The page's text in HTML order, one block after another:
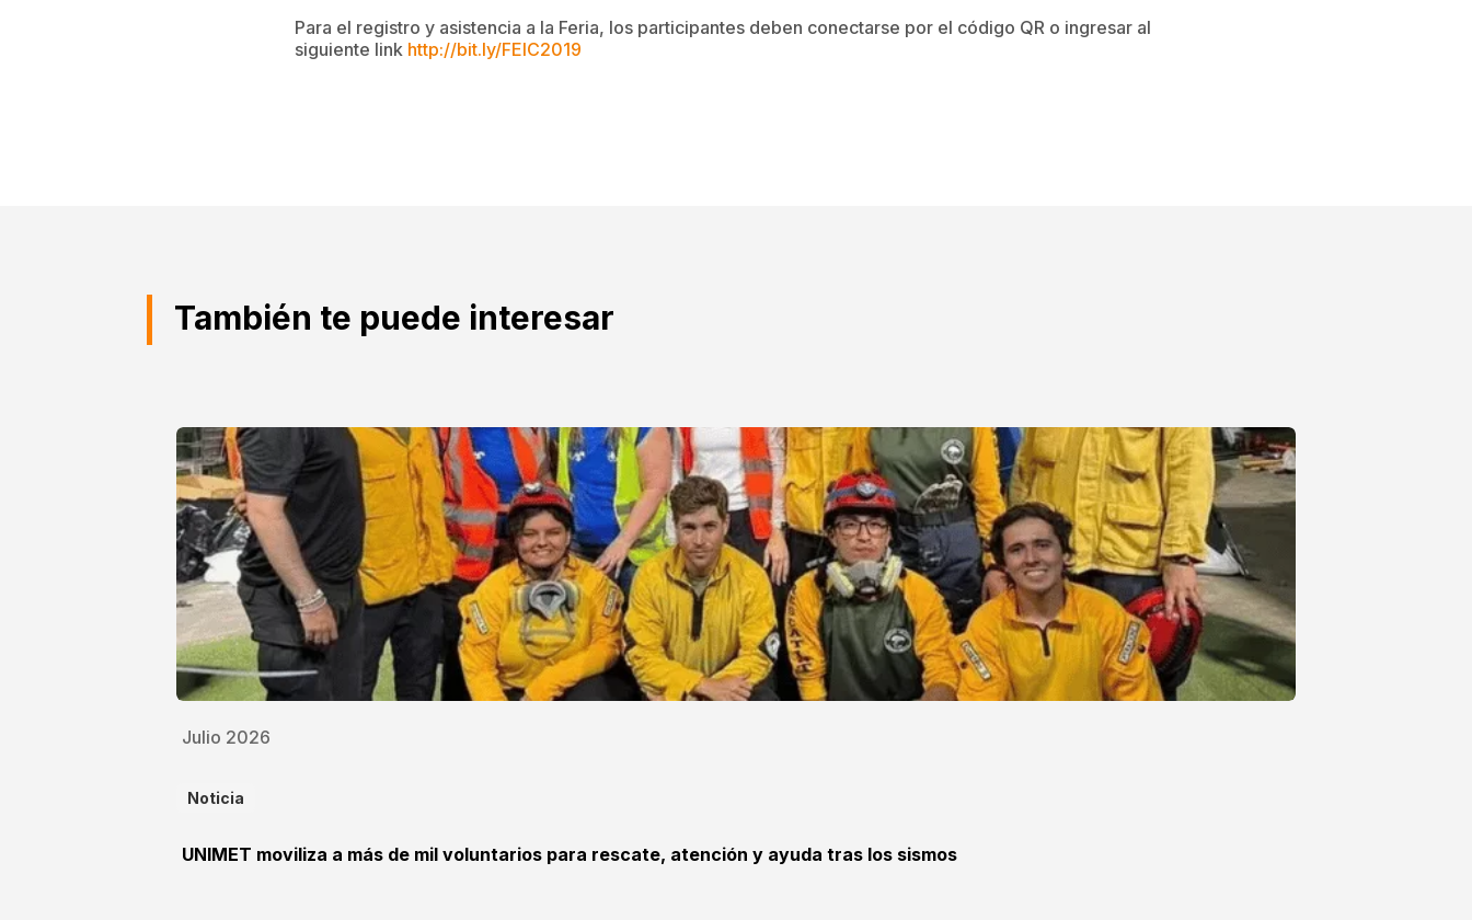
Para el registro y asistencia a la Feria, los participantes deben conectarse por el código QR o ingresar al
siguiente link http://bit.ly/FEIC2019
También te puede interesar
Julio 2026
Noticia
UNIMET moviliza a más de mil voluntarios para rescate, atención y ayuda tras los sismos